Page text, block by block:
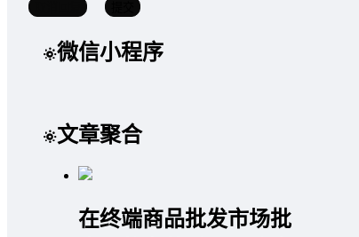
微信小程序
文章聚合
在终端商品批发市场批